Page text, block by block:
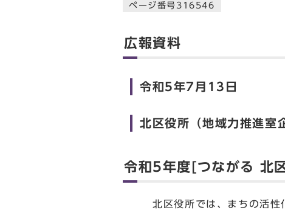
ページ番号316546
広報資料
令和5年7月13日
北区役所（地域力推進
令和5年度[つながる 北
北区役所では、まちの活性